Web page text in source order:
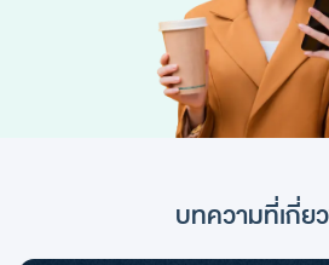
บทความที่เกี่ย